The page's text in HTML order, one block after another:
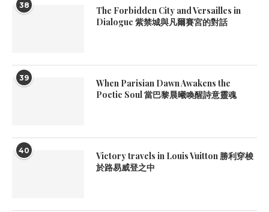
38
The Forbidden City and Versailles in
Dialogue 紫禁城與凡爾賽宮的對話
39
When Parisian Dawn Awakens the
Poetic Soul 當巴黎晨曦喚醒詩意靈魂
40
Victory travels in Louis Vuitton 勝利穿梭
於路易威登之中